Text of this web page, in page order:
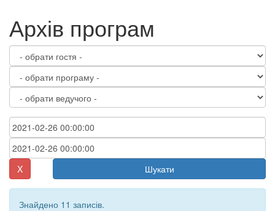
Архів програм
X Шукати
Знайдено 11 записів.